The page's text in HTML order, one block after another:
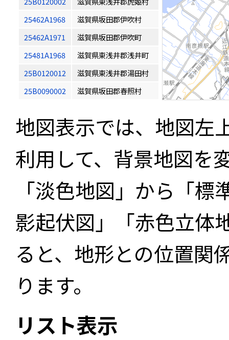
25462A1968
滋賀県坂田郡伊吹村
25462A1971
滋賀県坂田郡伊吹町
25481A1968
滋賀県東浅井郡浅井町
25B0120012
滋賀県東浅井郡湯田村
25B0090002
滋賀県坂田郡春照村
地図表示では、地図左
利用して、背景地図を
「淡色地図」から「
影起伏図」「赤色立体
ると、地形との位置関
ります。
リスト表示